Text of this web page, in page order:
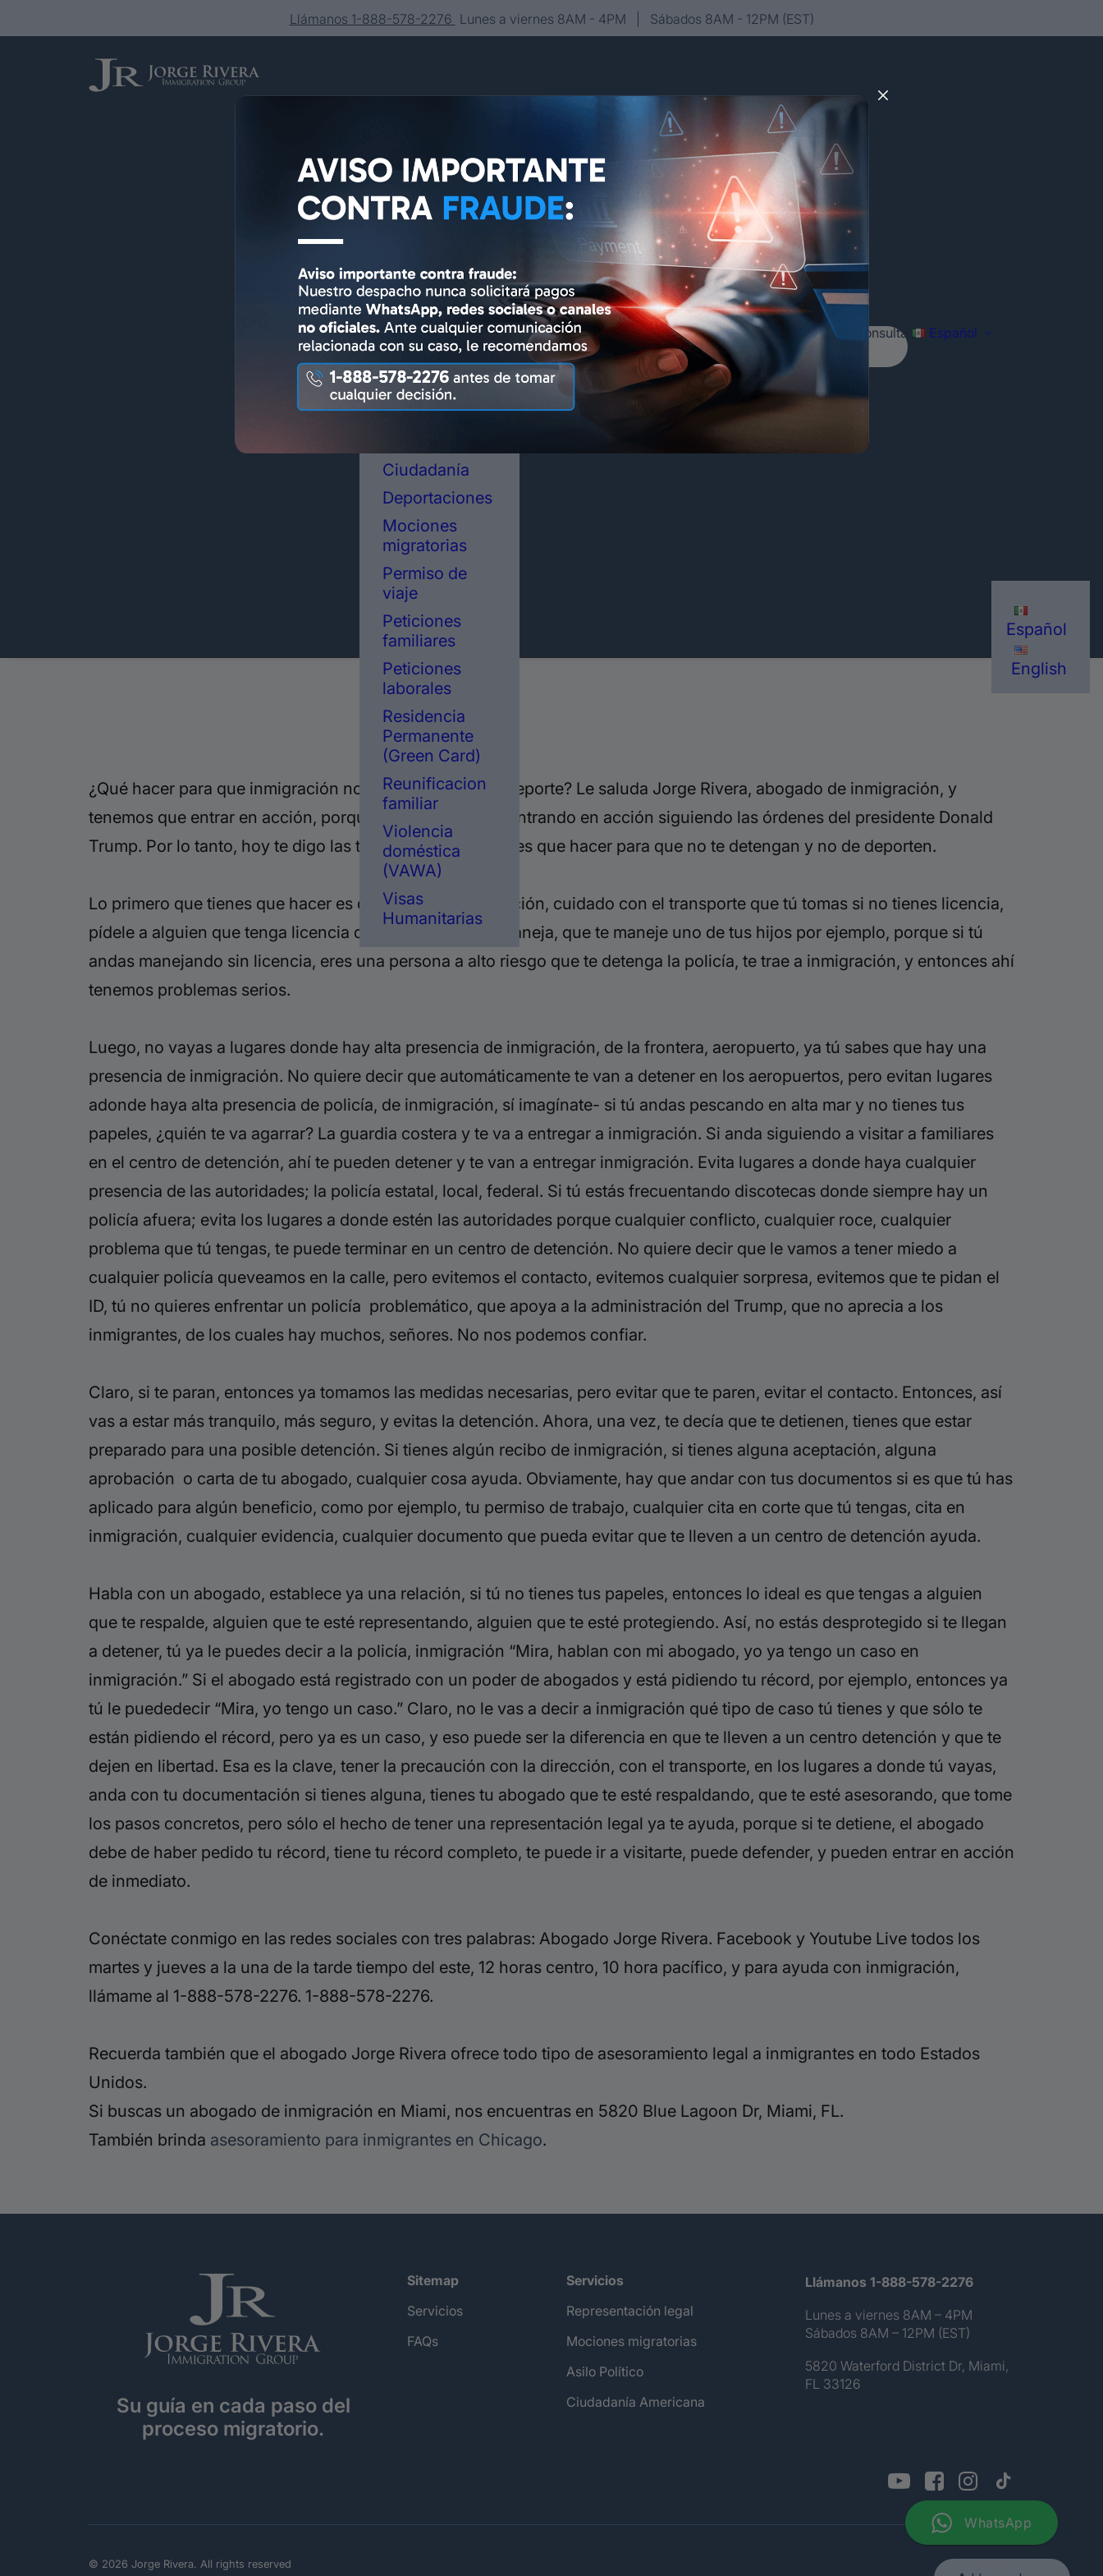
Llámanos 1-888-578-2276 Lunes a viernes 8AM - 4PM | Sábados 8AM - 12PM (EST)
Servicios
Asesoría y
representación
legal en
inmigración
Ciudadanía
Deportaciones
Mociones
migratorias
Permiso de
viaje
Peticiones
familiares
Peticiones
laborales
Residencia
Permanente
(Green Card)
Reunificacion
familiar
Violencia
doméstica
(VAWA)
Visas
Humanitarias
Conócenos Editorial Contacto Agenda tu consulta Español
Español
English
¿Qué hacer para que inmigración no te
detenga y no te deporte? Le saluda Jorge Rivera, abogado de inmigración, y
tenemos que entrar en acción, porque inmigración está entrando en acción siguiendo las órdenes del presidente Donald
Trump. Por lo tanto, hoy te digo las tres cosas que tú tienes que hacer para que no te detengan y no de deporten.
Lo primero que tienes que hacer es cuidado con tu dirección, cuidado con el transporte que tú tomas si no tienes licencia,
pídele a alguien que tenga licencia de conducir que te maneja, que te maneje uno de tus hijos por ejemplo, porque si tú
andas manejando sin licencia, eres una persona a alto riesgo que te detenga la policía, te trae a inmigración, y entonces ahí
tenemos problemas serios.
Luego, no vayas a lugares donde hay alta presencia de inmigración, de la frontera, aeropuerto, ya tú sabes que hay una
presencia de inmigración. No quiere decir que automáticamente te van a detener en los aeropuertos, pero evitan lugares
adonde haya alta presencia de policía, de inmigración, sí imagínate- si tú andas pescando en alta mar y no tienes tus
papeles, ¿quién te va agarrar? La guardia costera y te va a entregar a inmigración. Si anda siguiendo a visitar a familiares
en el centro de detención, ahí te pueden detener y te van a entregar inmigración. Evita lugares a donde haya cualquier
presencia de las autoridades; la policía estatal, local, federal. Si tú estás frecuentando discotecas donde siempre hay un
policía afuera; evita los lugares a donde estén las autoridades porque cualquier conflicto, cualquier roce, cualquier
problema que tú tengas, te puede terminar en un centro de detención. No quiere decir que le vamos a tener miedo a
cualquier policía queveamos en la calle, pero evitemos el contacto, evitemos cualquier sorpresa, evitemos que te pidan el
ID, tú no quieres enfrentar un policía problemático, que apoya a la administración del Trump, que no aprecia a los
inmigrantes, de los cuales hay muchos, señores. No nos podemos confiar.
Claro, si te paran, entonces ya tomamos las medidas necesarias, pero evitar que te paren, evitar el contacto. Entonces, así
vas a estar más tranquilo, más seguro, y evitas la detención. Ahora, una vez, te decía que te detienen, tienes que estar
preparado para una posible detención. Si tienes algún recibo de inmigración, si tienes alguna aceptación, alguna
aprobación o carta de tu abogado, cualquier cosa ayuda. Obviamente, hay que andar con tus documentos si es que tú has
aplicado para algún beneficio, como por ejemplo, tu permiso de trabajo, cualquier cita en corte que tú tengas, cita en
inmigración, cualquier evidencia, cualquier documento que pueda evitar que te lleven a un centro de detención ayuda.
Habla con un abogado, establece ya una relación, si tú no tienes tus papeles, entonces lo ideal es que tengas a alguien
que te respalde, alguien que te esté representando, alguien que te esté protegiendo. Así, no estás desprotegido si te llegan
a detener, tú ya le puedes decir a la policía, inmigración “Mira, hablan con mi abogado, yo ya tengo un caso en
inmigración.” Si el abogado está registrado con un poder de abogados y está pidiendo tu récord, por ejemplo, entonces ya
tú le puededecir “Mira, yo tengo un caso.” Claro, no le vas a decir a inmigración qué tipo de caso tú tienes y que sólo te
están pidiendo el récord, pero ya es un caso, y eso puede ser la diferencia en que te lleven a un centro detención y que te
dejen en libertad. Esa es la clave, tener la precaución con la dirección, con el transporte, en los lugares a donde tú vayas,
anda con tu documentación si tienes alguna, tienes tu abogado que te esté respaldando, que te esté asesorando, que tome
los pasos concretos, pero sólo el hecho de tener una representación legal ya te ayuda, porque si te detiene, el abogado
debe de haber pedido tu récord, tiene tu récord completo, te puede ir a visitarte, puede defender, y pueden entrar en acción
de inmediato.
Conéctate conmigo en las redes sociales con tres palabras: Abogado Jorge Rivera. Facebook y Youtube Live todos los
martes y jueves a la una de la tarde tiempo del este, 12 horas centro, 10 hora pacífico, y para ayuda con inmigración,
llámame al 1-888-578-2276. 1-888-578-2276.
Recuerda también que el abogado Jorge Rivera ofrece todo tipo de asesoramiento legal a inmigrantes en todo Estados
Unidos.
Si buscas un abogado de inmigración en Miami, nos encuentras en 5820 Blue Lagoon Dr, Miami, FL.
También brinda asesoramiento para inmigrantes en Chicago.
Su guía en cada paso del
proceso migratorio.
Sitemap
Servicios
FAQs
Servicios
Representación legal
Mociones migratorias
Asilo Político
Ciudadanía Americana
Llámanos 1-888-578-2276
Lunes a viernes 8AM – 4PM
Sábados 8AM – 12PM (EST)
5820 Waterford District Dr, Miami,
FL 33126
© 2026 Jorge Rivera. All rights reserved Sitemap
WhatsApp